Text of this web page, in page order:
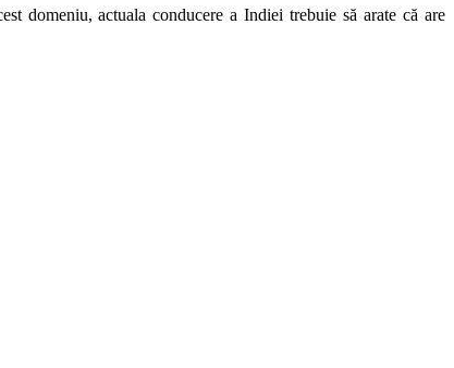
domeniu, actuala conducere a Indiei trebuie să arate că are